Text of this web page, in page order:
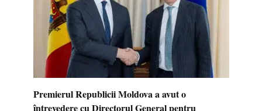
Premierul Republicii Moldova a avut o
întrevedere cu Directorul General pentru